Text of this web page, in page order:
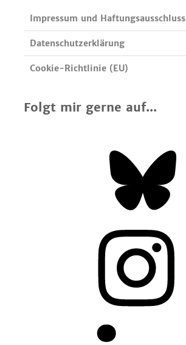
Impressum und Haftungsausschluss
Datenschutzerklärung
Cookie-Richtlinie (EU)
Folgt mir gerne auf...